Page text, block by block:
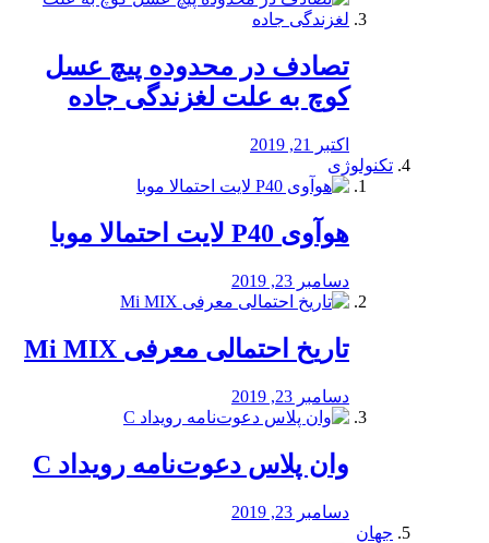
تصادف در محدوده پیچ عسل
کوچ به علت لغزندگی جاده
اکتبر 21, 2019
تکنولوژی
هوآوی P40 لایت احتمالا موبا
دسامبر 23, 2019
تاریخ احتمالی معرفی Mi MIX
دسامبر 23, 2019
وان پلاس دعوت‌نامه رویداد C
دسامبر 23, 2019
جهان